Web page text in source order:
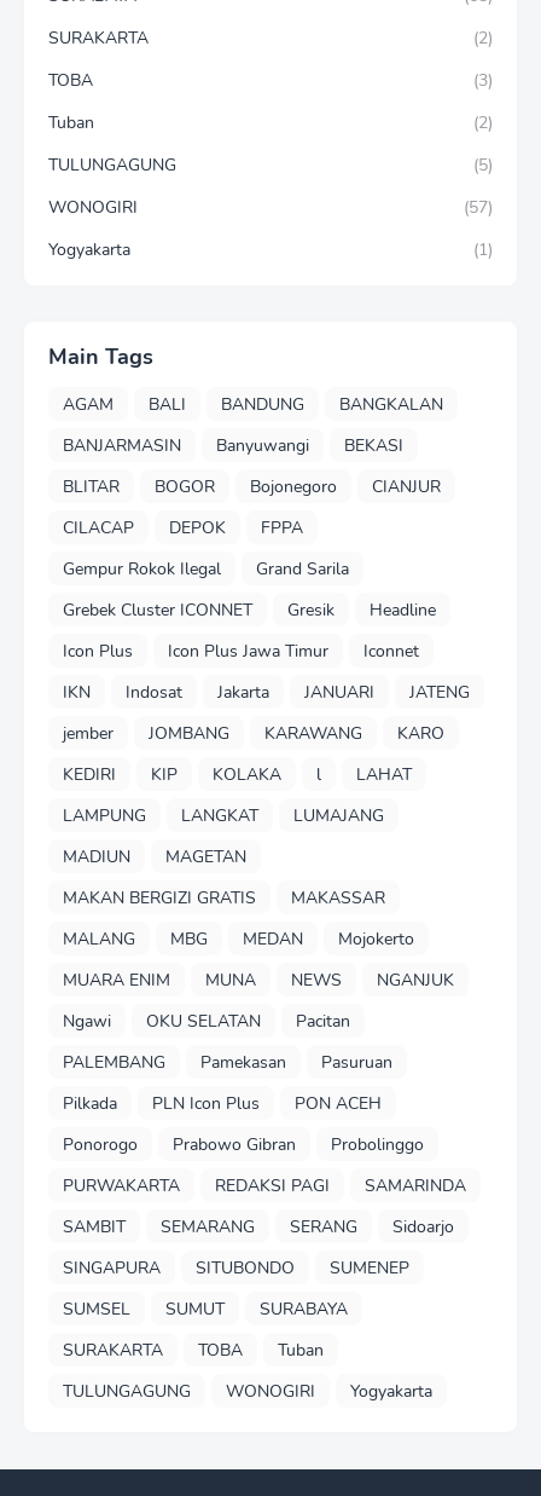
SURAKARTA
(2)
TOBA
(3)
Tuban
(2)
TULUNGAGUNG
(5)
WONOGIRI
(57)
Yogyakarta
(1)
Main Tags
AGAM BALI BANDUNG
BANGKALAN
BANJARMASIN
Banyuwangi
BEKASI
BLITAR
BOGOR Bojonegoro
CIANJUR
CILACAP
DEPOK
FPPA
Gempur Rokok Ilegal
Grand Sarila
Grebek Cluster ICONNET
Gresik
Headline
Icon Plus
Icon Plus Jawa Timur
Iconnet
IKN
Indosat Jakarta JANUARI
JATENG
jember
JOMBANG KARAWANG
KARO
KEDIRI
KIP KOLAKA l
LAHAT
LAMPUNG
LANGKAT
LUMAJANG
MADIUN
MAGETAN
MAKAN BERGIZI GRATIS
MAKASSAR
MALANG
MBG MEDAN
Mojokerto
MUARA ENIM
MUNA NEWS
NGANJUK
Ngawi
OKU SELATAN
Pacitan
PALEMBANG
Pamekasan
Pasuruan
Pilkada
PLN Icon Plus
PON ACEH
Ponorogo
Prabowo Gibran
Probolinggo
PURWAKARTA
REDAKSI PAGI
SAMARINDA
SAMBIT
SEMARANG SERANG
Sidoarjo
SINGAPURA
SITUBONDO
SUMENEP
SUMSEL
SUMUT
SURABAYA
SURAKARTA
TOBA
Tuban
TULUNGAGUNG
WONOGIRI Yogyakarta